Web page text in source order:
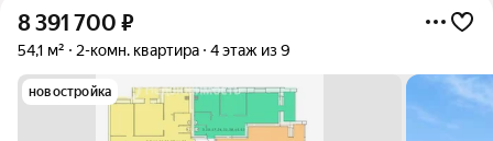
8 391 700 ₽
54,1 м² 2-комн. квартира 4 этаж из 9
новостройка